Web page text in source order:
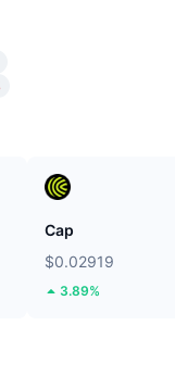
Cap
$0.02919
3.89%